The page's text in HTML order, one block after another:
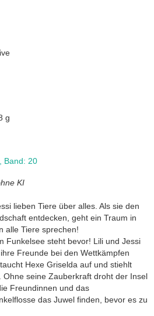
g
Band: 20
KI
lieben Tiere über alles. Als sie den
entdecken, geht ein Traum in
alle Tiere sprechen!
Funkelsee steht bevor! Lili und Jessi
Freunde bei den Wettkämpfen
Hexe Griselda auf und stiehlt
Ohne seine Zauberkraft droht der Insel
Freundinnen und das
das Juwel finden, bevor es zu